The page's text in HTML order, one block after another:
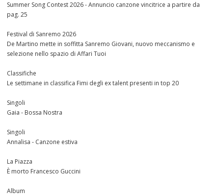
Summer Song Contest 2026 - Annuncio canzone vincitrice a partire da
pag. 25
Festival di Sanremo 2026
De Martino mette in soffitta Sanremo Giovani, nuovo meccanismo e
selezione nello spazio di Affari Tuoi
Classifiche
Le settimane in classifica Fimi degli ex talent presenti in top 20
Singoli
Gaia - Bossa Nostra
Singoli
Annalisa - Canzone estiva
La Piazza
È morto Francesco Guccini
Album